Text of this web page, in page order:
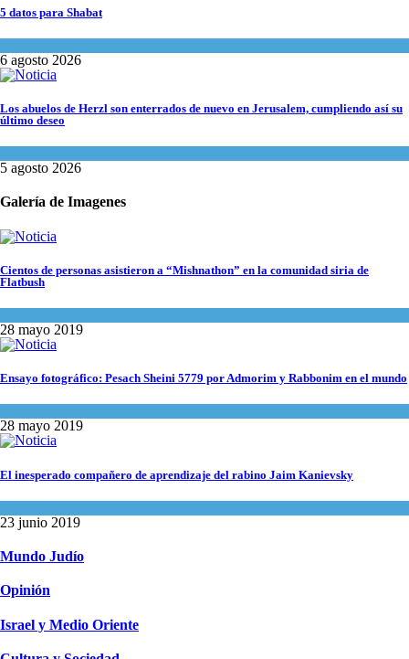
5 datos para Shabat
6 agosto 2026
Los abuelos de Herzl son enterrados de nuevo en Jerusalem, cumpliendo así su
último deseo
5 agosto 2026
Galería de Imagenes
Cientos de personas asistieron a “Mishnathon” en la comunidad siria de
Flatbush
28 mayo 2019
Ensayo fotográfico: Pesach Sheini 5779 por Admorim y Rabbonim en el mundo
28 mayo 2019
El inesperado compañero de aprendizaje del rabino Jaim Kanievsky
23 junio 2019
Mundo Judío
Opinión
Israel y Medio Oriente